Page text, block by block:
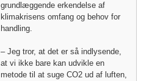
grundlæggende erkendelse af
klimakrisens omfang og behov for
handling.
– Jeg tror, at det er så indlysende,
at vi ikke bare kan udvikle en
metode til at suge CO2 ud af luften,